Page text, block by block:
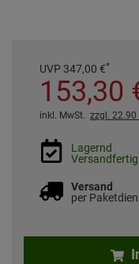
UVP 347,00 €*
153,30
inkl. MwSt. zzgl. 22.90
Lagernd
Versand
per